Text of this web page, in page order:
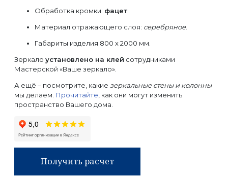
Обработка кромки: фацет
Материал отражающего слоя: серебряное.
Габариты изделия 800 х 2000 мм.
Зеркало установлено на клей сотрудниками
Мастерской «Ваше зеркало».
А ещё – посмотрите, какие зеркальные стены и колонны
мы делаем. Прочитайте , как они могут изменить
пространство Вашего дома.
Получить расчет